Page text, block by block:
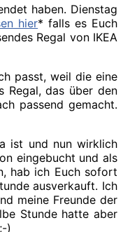
haben. Dienstag
hier* falls es Euch
Regal von IKEA
passt, weil die eine
Regal, das über den
passend gemacht.
ist und nun wirklich
eingebucht und als
hab ich Euch sofort
ausverkauft. Ich
meine Freunde der
Stunde hatte aber
;-)